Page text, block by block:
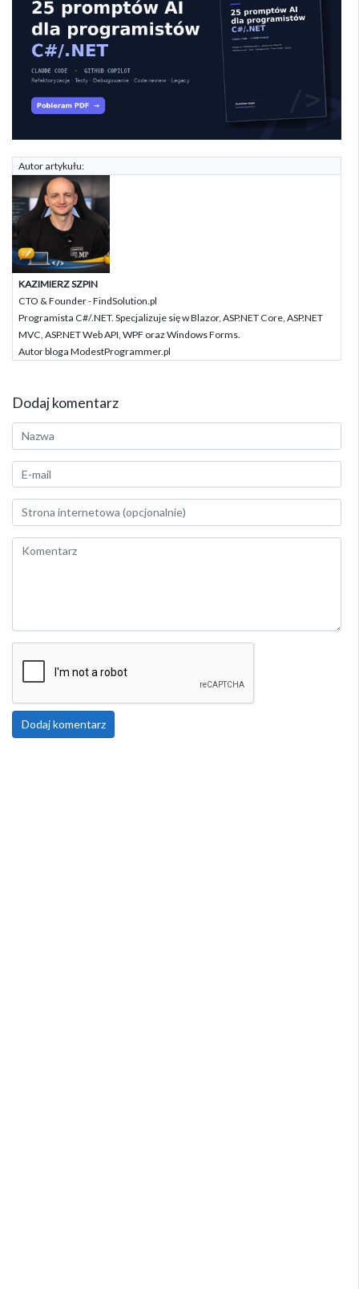
Autor artykułu:
KAZIMIERZ SZPIN
CTO & Founder - FindSolution.pl
Programista C#/.NET. Specjalizuje się w Blazor, ASP.NET Core, ASP.NET
MVC, ASP.NET Web API, WPF oraz Windows Forms.
Autor bloga ModestProgrammer.pl
Dodaj komentarz
Dodaj komentarz